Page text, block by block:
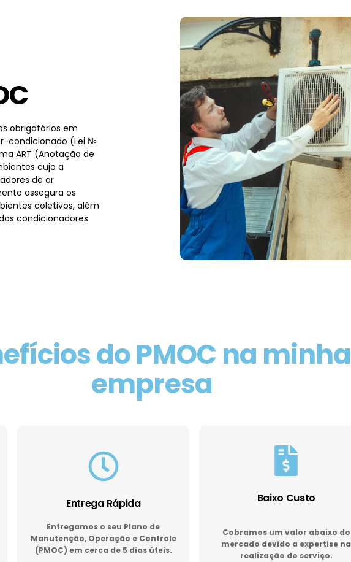
obrigatórios em
condicionado (Lei №
ART (Anotação de
cujo a
de ar
assegura os
coletivos, além
condicionadores
do PMOC na minha
empresa
Entrega Rápida
Entregamos o seu Plano de
Manutenção, Operação e Controle
(PMOC) em cerca de 5 dias úteis.
Baixo Custo
Cobramos um valor abaixo do
mercado devido a expertise na
realização do serviço.